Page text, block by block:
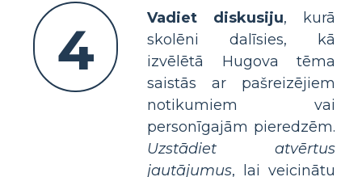
4 Vadiet diskusiju, kurā
skolēni dalīsies, kā
izvēlētā Hugova tēma
saistās ar pašreizējiem
notikumiem vai
personīgajām pieredzēm.
Uzstādiet atvērtus
jautājumus, lai veicinātu